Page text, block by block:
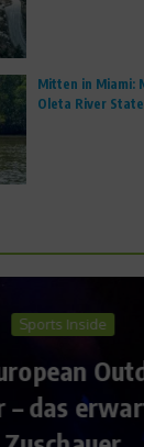
Mitten in Miami:
Oleta River
Wandern im
musst